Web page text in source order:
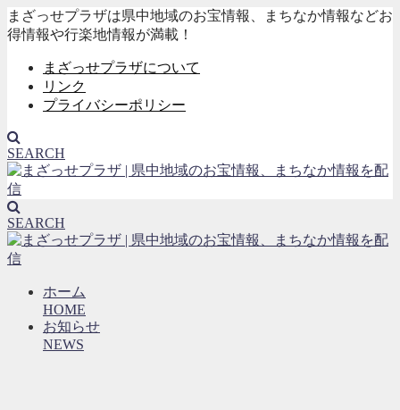
まざっせプラザは県中地域のお宝情報、まちなか情報などお
得情報や行楽地情報が満載！
まざっせプラザについて
リンク
プライバシーポリシー
SEARCH
SEARCH
ホーム
HOME
お知らせ
NEWS